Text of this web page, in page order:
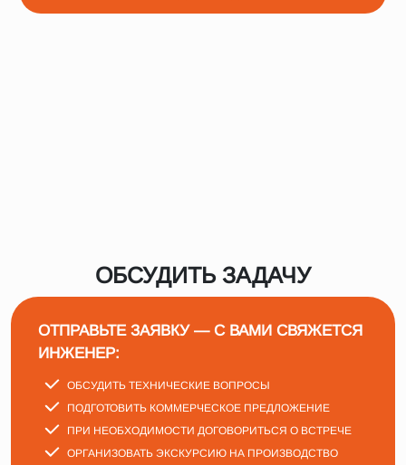
ОБСУДИТЬ ЗАДАЧУ
ОТПРАВЬТЕ ЗАЯВКУ — С ВАМИ СВЯЖЕТСЯ
ИНЖЕНЕР:
ОБСУДИТЬ ТЕХНИЧЕСКИЕ ВОПРОСЫ
ПОДГОТОВИТЬ КОММЕРЧЕСКОЕ ПРЕДЛОЖЕНИЕ
ПРИ НЕОБХОДИМОСТИ ДОГОВОРИТЬСЯ О ВСТРЕЧЕ
ОРГАНИЗОВАТЬ ЭКСКУРСИЮ НА ПРОИЗВОДСТВО